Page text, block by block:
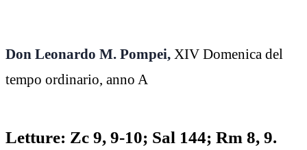
Don Leonardo M. Pompei, XIV Domenica del
tempo ordinario, anno A
Letture: Zc 9, 9-10; Sal 144; Rm 8, 9.